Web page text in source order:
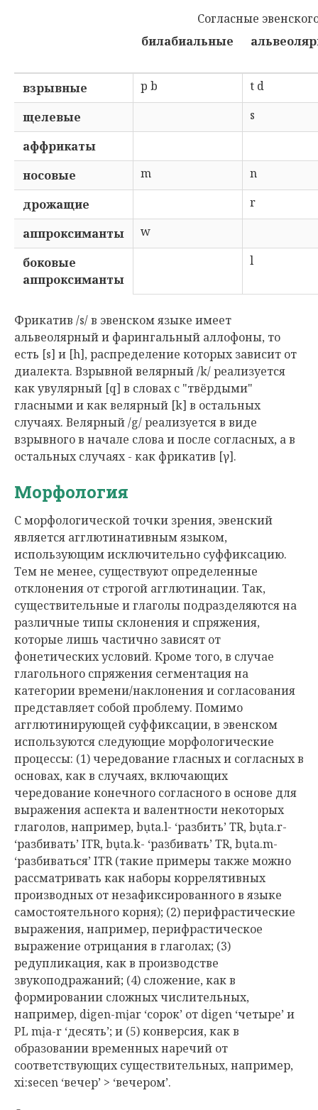
Согласные
билабиальные
взрывные p b
t d
щелевые
s
аффрикаты
носовые
m
n
дрожащие
r
аппроксиманты
w
боковые
аппроксиманты
l
Фрикатив /s/ в эвенском языке имеет
альвеолярный и фарингальный аллофоны, то
есть [s] и [h], распределение которых зависит от
диалекта. Взрывной велярный /k/ реализуется
как увулярный [q] в словах с "твёрдыми"
гласными и как велярный [k] в остальных
случаях. Велярный /g/ реализуется в виде
взрывного в начале слова и после согласных, а в
остальных случаях - как фрикатив [γ].
Морфология
С морфологической точки зрения, эвенский
является агглютинативным языком,
использующим исключительно суффиксацию.
Тем не менее, существуют определенные
отклонения от строгой агглютинации. Так,
существительные и глаголы подразделяются на
различные типы склонения и спряжения,
которые лишь частично зависят от
фонетических условий. Кроме того, в случае
глагольного спряжения сегментация на
категории времени/наклонения и согласования
представляет собой проблему. Помимо
агглютинирующей суффиксации, в эвенском
используются следующие морфологические
процессы: (1) чередование гласных и согласных в
основах, как в случаях, включающих
чередование конечного согласного в основе для
выражения аспекта и валентности некоторых
глаголов, например, bụta.l- ‘разбить’ TR, bụta.r-
‘разбивать’ ITR, bụta.k- ‘разбивать’ TR, bụta.m-
‘разбиваться’ ITR (такие примеры также можно
рассматривать как наборы коррелятивных
производных от незафиксированного в языке
самостоятельного корня); (2) перифрастические
выражения, например, перифрастическое
выражение отрицания в глаголах; (3)
редупликация, как в производстве
звукоподражаний; (4) сложение, как в
формировании сложных числительных,
например, digen-mịar ‘сорок’ от digen ‘четыре’ и
PL mịa-r ‘десять’; и (5) конверсия, как в
образовании временных наречий от
соответствующих существительных, например,
xiːsecen ‘вечер’ > ‘вечером’.